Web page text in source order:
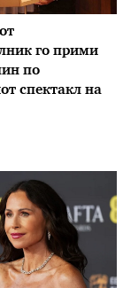
го прими
по
спектакл на